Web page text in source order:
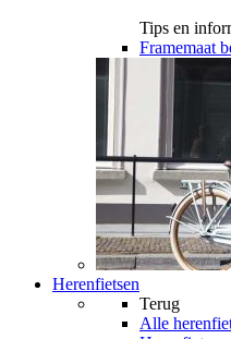
Tips en
Framemaat
Herenfietsen
Terug
Alle